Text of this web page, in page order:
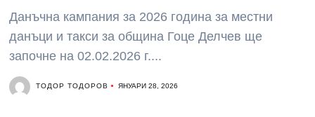
Данъчна кампания за 2026 година за местни
данъци и такси за община Гоце Делчев ще
започне на 02.02.2026 г....
ТОДОР ТОДОРОВ ЯНУАРИ 28, 2026